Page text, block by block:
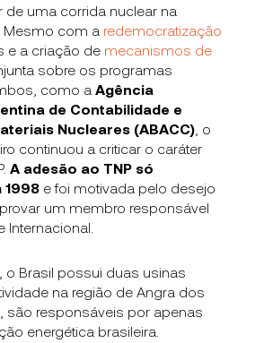
de uma corrida nuclear na
. Mesmo com a redemocratização
e a criação de mecanismos de
sobre os programas
como a Agência
de Contabilidade e
Nucleares (ABACC) , o
continuou a criticar o caráter
A adesão ao TNP só
1998 e foi motivada pelo desejo
um membro responsável
o Brasil possui duas usinas
na região de Angra dos
são responsáveis por apenas
energética brasileira.